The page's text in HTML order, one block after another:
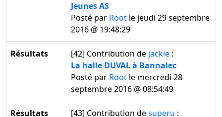
Jeunes AS
Posté par Rootle jeudi 29 septembre
2016 @ 19:48:29
Résultats [42] Contribution de jackie:
La halle DUVAL à Bannalec
Posté par Rootle mercredi 28
septembre 2016 @ 08:54:49
Résultats [43] Contribution desuperu :